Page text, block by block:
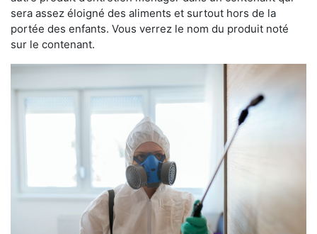
sera assez éloigné des aliments et surtout hors de la
portée des enfants. Vous verrez le nom du produit noté
sur le contenant.